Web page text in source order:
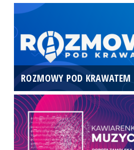
ROZMOWY POD KRAWATEM